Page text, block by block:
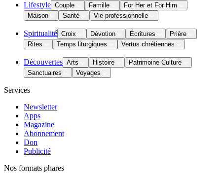
Lifestyle Couple Famille
For Her et For Him
Maison
Santé Vie professionnelle
Spiritualité Croix Dévotion Écritures
Prière
Rites
Temps liturgiques Vertus chrétiennes
Découvertes Arts Histoire
Patrimoine Culture
Sanctuaires
Voyages
Services
Newsletter
Apps
Magazine
Abonnement
Don
Publicité
Nos formats phares